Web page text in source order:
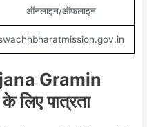
ऑनलाइन/ऑफलाइन
Gramin
पात्रता